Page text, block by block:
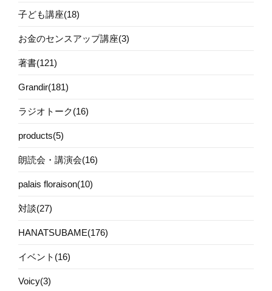
子ども講座(18)
お金のセンスアップ講座(3)
著書(121)
Grandir(181)
ラジオトーク(16)
products(5)
朗読会・講演会(16)
palais floraison(10)
対談(27)
HANATSUBAME(176)
イベント(16)
Voicy(3)